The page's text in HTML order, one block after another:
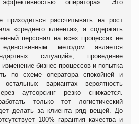
оператора». Это
приходиться рассчитывать на рост
«среднего клиента», а содержать
персонал на всех процессах не
методом является
ситуаций», проведение
изменение бизнес-процессов и попытка
по схеме оператора спокойней и
вариантах вероятность
аутсорсинг резко снижается.
только тот логистический
делать за клиента ряд вещей. До
100% гарантия качества и